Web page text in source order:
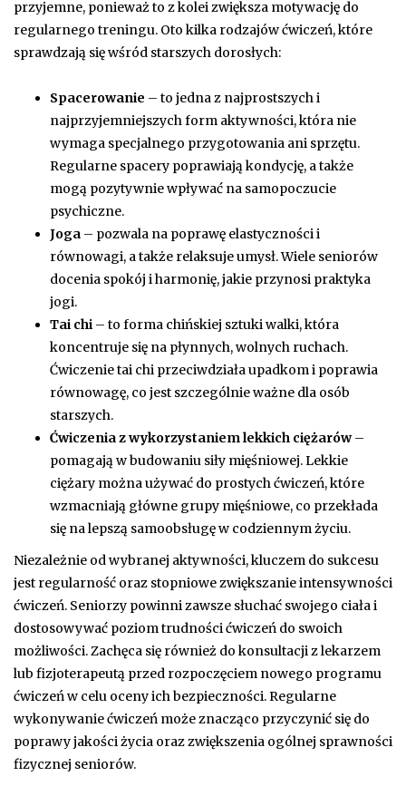
przyjemne, ponieważ to z kolei zwiększa motywację do
regularnego treningu. Oto kilka rodzajów ćwiczeń, które
sprawdzają się wśród starszych dorosłych:
Spacerowanie – to jedna z najprostszych i
najprzyjemniejszych form aktywności, która nie
wymaga specjalnego przygotowania ani sprzętu.
Regularne spacery poprawiają kondycję, a także
mogą pozytywnie wpływać na samopoczucie
psychiczne.
Joga – pozwala na poprawę elastyczności i
równowagi, a także relaksuje umysł. Wiele seniorów
docenia spokój i harmonię, jakie przynosi praktyka
jogi.
Tai chi – to forma chińskiej sztuki walki, która
koncentruje się na płynnych, wolnych ruchach.
Ćwiczenie tai chi przeciwdziała upadkom i poprawia
równowagę, co jest szczególnie ważne dla osób
starszych.
Ćwiczenia z wykorzystaniem lekkich ciężarów–
pomagają w budowaniu siły mięśniowej. Lekkie
ciężary można używać do prostych ćwiczeń, które
wzmacniają główne grupy mięśniowe, co przekłada
się na lepszą samoobsługę w codziennym życiu.
Niezależnie od wybranej aktywności, kluczem do sukcesu
jest regularność oraz stopniowe zwiększanie intensywności
ćwiczeń. Seniorzy powinni zawsze słuchać swojego ciała i
dostosowywać poziom trudności ćwiczeń do swoich
możliwości. Zachęca się również do konsultacji z lekarzem
lub fizjoterapeutą przed rozpoczęciem nowego programu
ćwiczeń w celu oceny ich bezpieczności. Regularne
wykonywanie ćwiczeń może znacząco przyczynić się do
poprawy jakości życia oraz zwiększenia ogólnej sprawności
fizycznej seniorów.